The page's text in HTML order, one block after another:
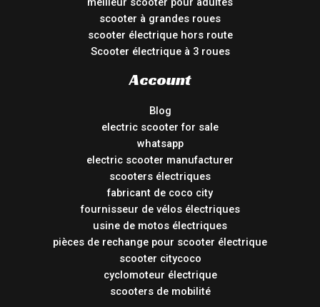
scooter à grandes roues
scooter électrique hors route
Scooter électrique à 3 roues
Account
Blog
electric scooter for sale
whatsapp
electric scooter manufacturer
scooters électriques
fabricant de coco city
fournisseur de vélos électriques
usine de motos électriques
pièces de rechange pour scooter électrique
scooter citycoco
cyclomoteur électrique
scooters de mobilité